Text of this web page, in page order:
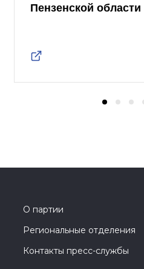
Пензенской области
О партии
Региональные отделения
Контакты пресс-службы